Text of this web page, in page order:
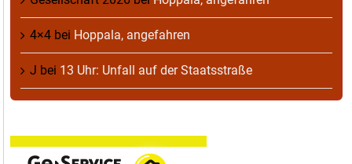
4×4 bei Hoppala, angefahren
J bei 13 Uhr: Unfall auf der Staatsstraße